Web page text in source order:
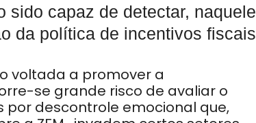
sido capaz de detectar, naquele
da política de incentivos fiscais
voltada a promover a
se grande risco de avaliar o
descontrole emocional que,